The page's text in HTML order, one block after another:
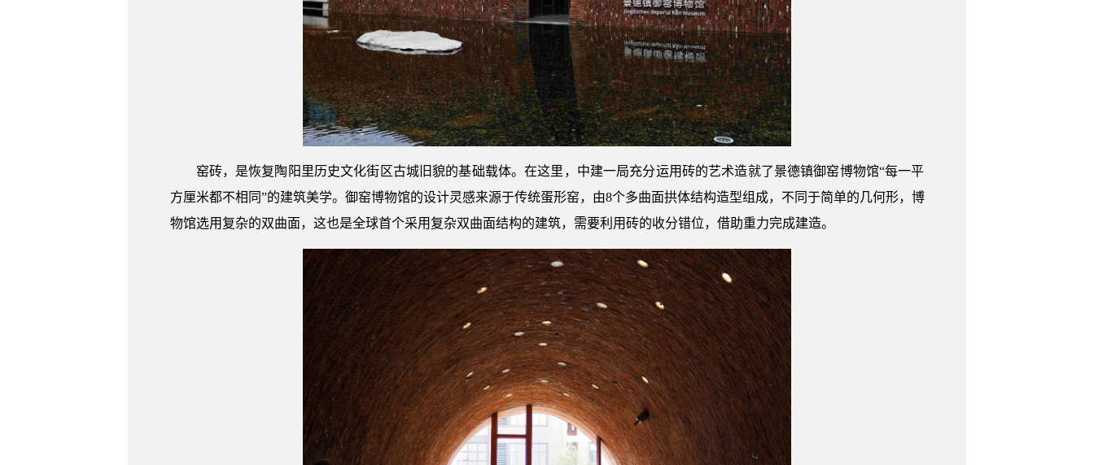
窑砖，是恢复陶阳里历史文化街区古城旧貌的基础载体。在这里，中建一局充分运用砖的艺术造就了景德镇御窑博物馆“每一平
方厘米都不相同”的建筑美学。御窑博物馆的设计灵感来源于传统蛋形窑，由8个多曲面拱体结构造型组成，不同于简单的几何形，博
物馆选用复杂的双曲面，这也是全球首个采用复杂双曲面结构的建筑，需要利用砖的收分错位，借助重力完成建造。